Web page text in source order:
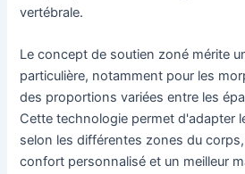
vertébrale.
Le concept de soutien zoné mérite
particulière, notamment pour les
des proportions variées entre les
Cette technologie permet d'adapter
selon les différentes zones du
confort personnalisé et un meilleur